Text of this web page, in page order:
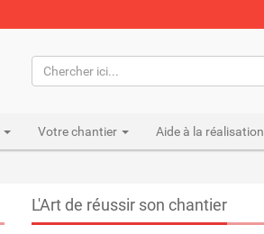
Votre chantier Aide à la réalisation
L'Art de réussir son chantier